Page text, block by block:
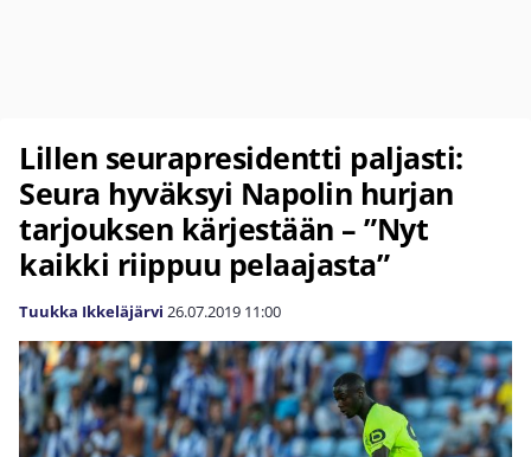
Lillen seurapresidentti paljasti:
Seura hyväksyi Napolin hurjan
tarjouksen kärjestään – ”Nyt
kaikki riippuu pelaajasta”
Tuukka Ikkeläjärvi 26.07.2019 11:00